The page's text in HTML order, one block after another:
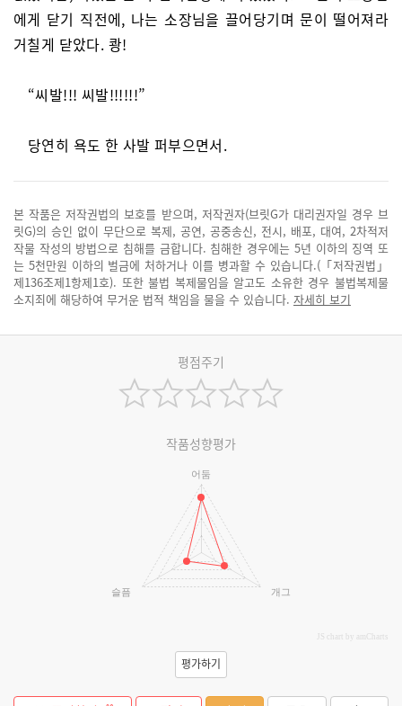
에게 닫기 직전에, 나는 소장님을 끌어당기며 문이 떨어져라
거칠게 닫았다. 쾅!
“씨발!!! 씨발!!!!!!”
당연히 욕도 한 사발 퍼부으면서.
본 작품은 저작권법의 보호를 받으며, 저작권자(브릿G가 대리권자일 경우 브
릿G)의 승인 없이 무단으로 복제, 공연, 공중송신, 전시, 배포, 대여, 2차적저
작물 작성의 방법으로 침해를 금합니다. 침해한 경우에는 5년 이하의 징역 또
는 5천만원 이하의 벌금에 처하거나 이를 병과할 수 있습니다.(「저작권법」
제136조제1항제1호). 또한 불법 복제물임을 알고도 소유한 경우 불법복제물
소지죄에 해당하여 무거운 법적 책임을 물을 수 있습니다. 자세히 보기
평점주기
작품성향평가
어둠
개그
슬픔
JS chart by amCharts
평가하기